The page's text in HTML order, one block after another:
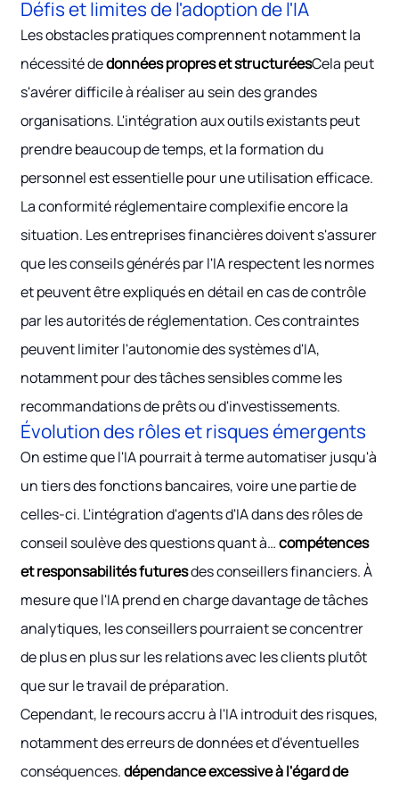
Défis et limites de l'adoption de l'IA
Les obstacles pratiques comprennent notamment la
nécessité dedonnées propres et structuréesCela peut
s'avérer difficile à réaliser au sein des grandes
organisations. L'intégration aux outils existants peut
prendre beaucoup de temps, et la formation du
personnel est essentielle pour une utilisation efficace.
La conformité réglementaire complexifie encore la
situation. Les entreprises financières doivent s'assurer
que les conseils générés par l'IA respectent les normes
et peuvent être expliqués en détail en cas de contrôle
par les autorités de réglementation. Ces contraintes
peuvent limiter l'autonomie des systèmes d'IA,
notamment pour des tâches sensibles comme les
recommandations de prêts ou d'investissements.
Évolution des rôles et risques émergents
On estime que l'IA pourrait à terme automatiser jusqu'à
un tiers des fonctions bancaires, voire une partie de
celles-ci. L'intégration d'agents d'IA dans des rôles de
conseil soulève des questions quant à…compétences
et responsabilités futuresdes conseillers financiers. À
mesure que l'IA prend en charge davantage de tâches
analytiques, les conseillers pourraient se concentrer
de plus en plus sur les relations avec les clients plutôt
que sur le travail de préparation.
Cependant, le recours accru à l'IA introduit des risques,
notamment des erreurs de données et d'éventuelles
conséquences.dépendance excessive à l'égard de